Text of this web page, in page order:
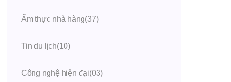
Ẩm thực nhà hàng(37)
Tin du lịch(10)
Công nghệ hiện đại(03)